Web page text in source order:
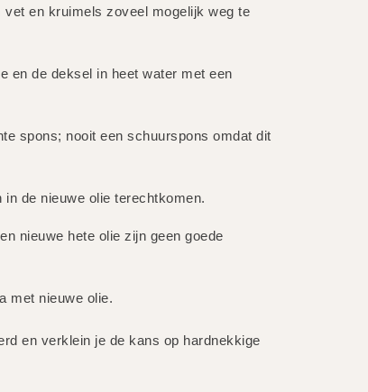
en kruimels zoveel mogelijk weg te
en de deksel in heet water met een
spons; nooit een schuurspons omdat dit
de nieuwe olie terechtkomen.
nieuwe hete olie zijn geen goede
met nieuwe olie.
en verklein je de kans op hardnekkige